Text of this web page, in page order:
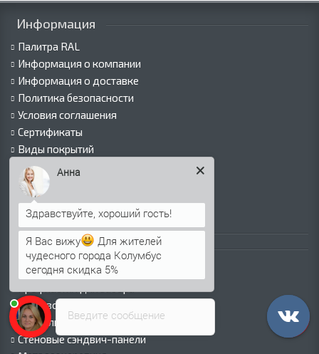
Информация
Палитра RAL
Информация о компании
Информация о доставке
Политика безопасности
Условия соглашения
Сертификаты
Виды покрытий
Как оформить заказ
Вакансии
Оплата
Пресс-центр
Каталог продукции
Профнастил для крыши
Стеновой профнастил
Кровельные сэндвич-панели
Стеновые сэндвич-панели
Введите сообщение
Анна
Я Вас вижу
Для жителей
чудесного города Колумбус
сегодня скидка 5%